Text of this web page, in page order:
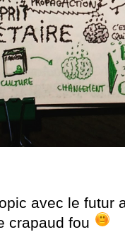
avec le futur
crapaud fou